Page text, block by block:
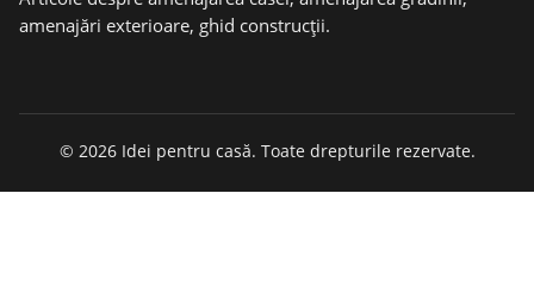
amenajări exterioare, ghid construcții.
© 2026 Idei pentru casă. Toate drepturile rezervate.